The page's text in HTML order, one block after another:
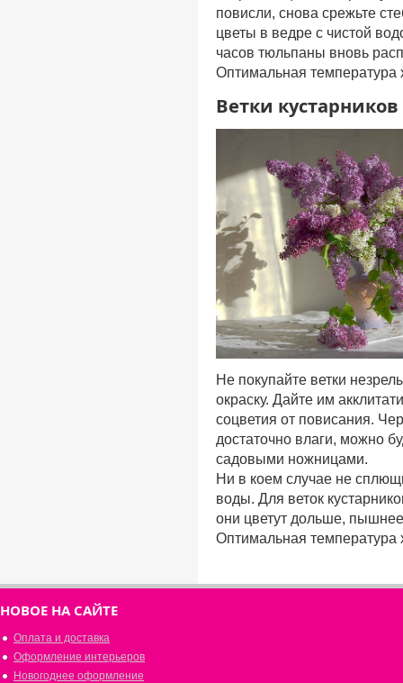
повисли, снова срежьте
цветы в ведре с чистой
часов тюльпаны вновь
Оптимальная
Ветки кустарников
Не покупайте ветки
окраску. Дайте им
соцветия от повисания.
достаточно влаги, можно
садовыми ножницами.
Ни в коем случае не
воды. Для веток
они цветут дольше,
Оптимальная температура
НОВОЕ НА САЙТЕ
Оплата и доставка
Оформление интерьеров
Новогоднее оформление